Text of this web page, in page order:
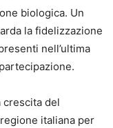
biologica. Un
la fidelizzazione
nell’ultima
crescita del
italiana per